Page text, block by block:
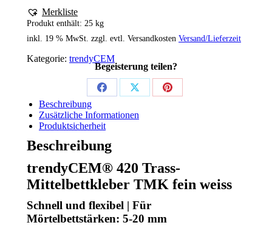
TMK
fein
weiss
Merkliste
Produkt enthält: 25 kg
inkl. 19 % MwSt. zzgl. evtl. Versandkosten Versand/Lieferzeit
Kategorie: trendyCEM
Begeisterung teilen?
Share
on
Facebook
Share
on
Share
Beschreibung
Zusätzliche Informationen
Produktsicherheit
Beschreibung
trendyCEM® 420 Trass-
Mittelbettkleber TMK fein weiss
Schnell und flexibel | Für
Mörtelbettstärken: 5-20 mm